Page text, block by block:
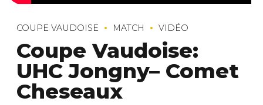
COUPE VAUDOISE MATCH VIDÉO
Coupe Vaudoise:
UHC Jongny– Comet
Cheseaux